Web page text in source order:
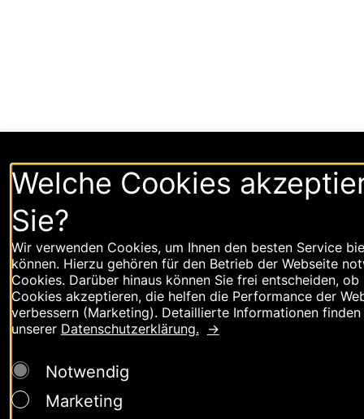
Welche Cookies
Sie?
Wir verwenden Cookies, um Ihnen den besten Service
können. Hierzu gehören für den Betrieb der Webseite
Cookies. Darüber hinaus können Sie frei entscheiden, ob
Cookies akzeptieren, die helfen die Performance der
verbessern (Marketing). Detaillierte Informationen finden
unserer Datenschutzerklärung.
Notwendig
Marketing